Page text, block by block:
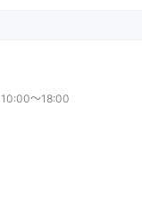
10:00〜18:00